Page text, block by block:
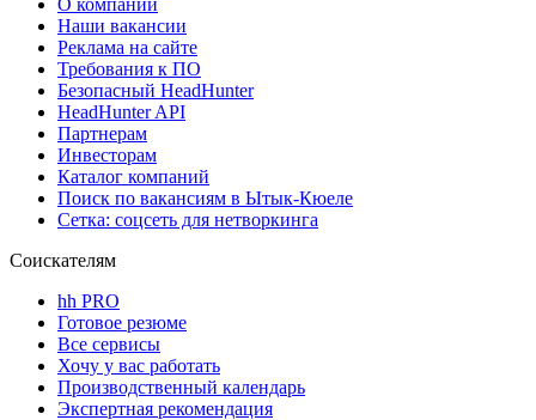
О компании
Наши вакансии
Реклама на сайте
Требования к ПО
Безопасный HeadHunter
HeadHunter API
Партнерам
Инвесторам
Каталог компаний
Поиск по вакансиям в Ытык-Кюеле
Сетка: соцсеть для нетворкинга
Соискателям
hh PRO
Готовое резюме
Все сервисы
Хочу у вас работать
Производственный календарь
Экспертная рекомендация